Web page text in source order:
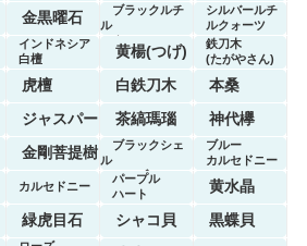
金黒曜石
ブラックルチ
ル
クォーツ
シルバールチ
ルクォーツ
インドネシア
白檀
黄楊(つげ)
鉄刀木
(たがやさん)
虎檀 白鉄刀木
本桑
ジャスパー 茶縞瑪瑙
神代欅
金剛菩提樹
ブラックシェ
ル
マーブル
ブルー
カルセドニー
カルセドニー
パープル
ハート
黄水晶
緑虎目石 シャコ貝
黒蝶貝